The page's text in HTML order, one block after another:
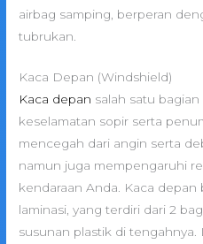
airbag samping, berperan
tubrukan.
Kaca Depan (Windshield)
Kaca depan salah satu
keselamatan sopir serta
mencegah dari angin serta
namun juga mempengaruhi
kendaraan Anda. Kaca
laminasi, yang terdiri dari 2
susunan plastik di tengahnya.